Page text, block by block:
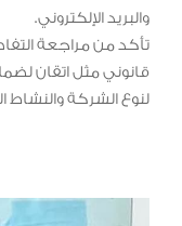
والبريد الإلكتروني.
تأكد من مراجعة
قانوني مثل اتقان
لنوع الشركة والنشاط